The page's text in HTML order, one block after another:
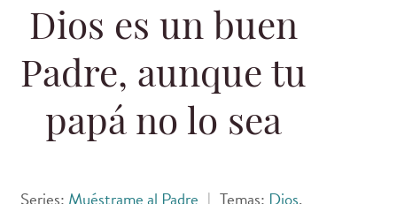
Dios es un buen
Padre, aunque tu
papá no lo sea
Series: Muéstrame al Padre | Temas: Dios,